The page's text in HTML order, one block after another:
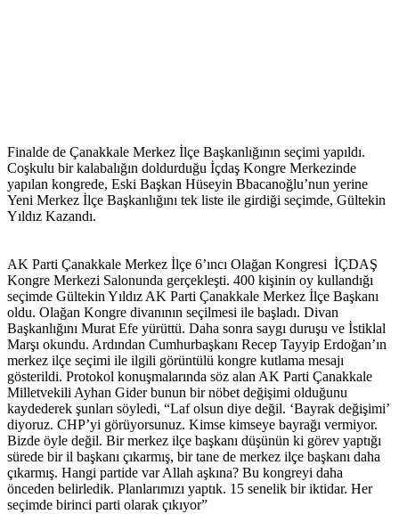
Finalde de Çanakkale Merkez İlçe Başkanlığının seçimi yapıldı.
Coşkulu bir kalabalığın doldurduğu İçdaş Kongre Merkezinde
yapılan kongrede, Eski Başkan Hüseyin Bbacanoğlu’nun yerine
Yeni Merkez İlçe Başkanlığını tek liste ile girdiği seçimde, Gültekin
Yıldız Kazandı.
AK Parti Çanakkale Merkez İlçe 6’ıncı Olağan Kongresi İÇDAŞ
Kongre Merkezi Salonunda gerçekleşti. 400 kişinin oy kullandığı
seçimde Gültekin Yıldız AK Parti Çanakkale Merkez İlçe Başkanı
oldu. Olağan Kongre divanının seçilmesi ile başladı. Divan
Başkanlığını Murat Efe yürüttü. Daha sonra saygı duruşu ve İstiklal
Marşı okundu. Ardından Cumhurbaşkanı Recep Tayyip Erdoğan’ın
merkez ilçe seçimi ile ilgili görüntülü kongre kutlama mesajı
gösterildi. Protokol konuşmalarında söz alan AK Parti Çanakkale
Milletvekili Ayhan Gider bunun bir nöbet değişimi olduğunu
kaydederek şunları söyledi, “Laf olsun diye değil. ‘Bayrak değişimi’
diyoruz. CHP’yi görüyorsunuz. Kimse kimseye bayrağı vermiyor.
Bizde öyle değil. Bir merkez ilçe başkanı düşünün ki görev yaptığı
sürede bir il başkanı çıkarmış, bir tane de merkez ilçe başkanı daha
çıkarmış. Hangi partide var Allah aşkına? Bu kongreyi daha
önceden belirledik. Planlarımızı yaptık. 15 senelik bir iktidar. Her
seçimde birinci parti olarak çıkıyor”